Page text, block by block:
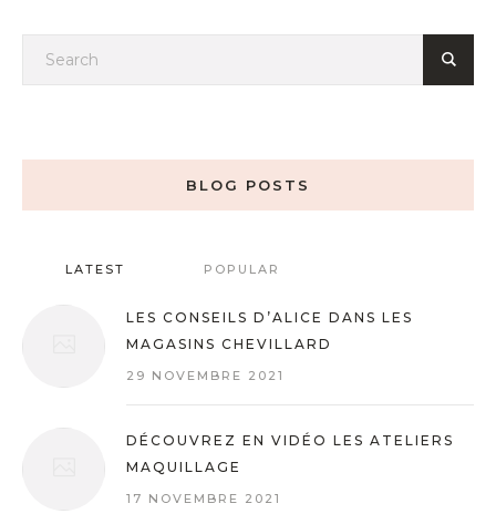
BLOG POSTS
LATEST POPULAR
LES CONSEILS D’ALICE DANS LES
MAGASINS CHEVILLARD
29 NOVEMBRE 2021
DÉCOUVREZ EN VIDÉO LES ATELIERS
MAQUILLAGE
17 NOVEMBRE 2021